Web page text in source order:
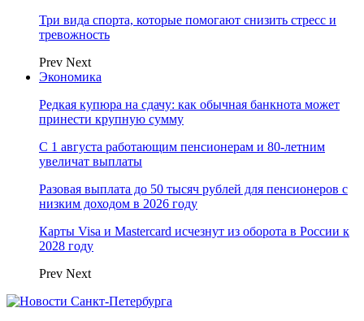
Три вида спорта, которые помогают снизить стресс и
тревожность
Prev Next
Экономика
Редкая купюра на сдачу: как обычная банкнота может
принести крупную сумму
С 1 августа работающим пенсионерам и 80-летним
увеличат выплаты
Разовая выплата до 50 тысяч рублей для пенсионеров с
низким доходом в 2026 году
Карты Visa и Mastercard исчезнут из оборота в России к
2028 году
Prev Next